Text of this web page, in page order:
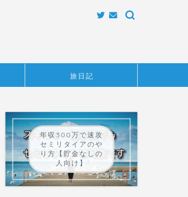
旅日記
年収300万で速攻
セミリタイアのや
り方【貯金なしの
人向け】